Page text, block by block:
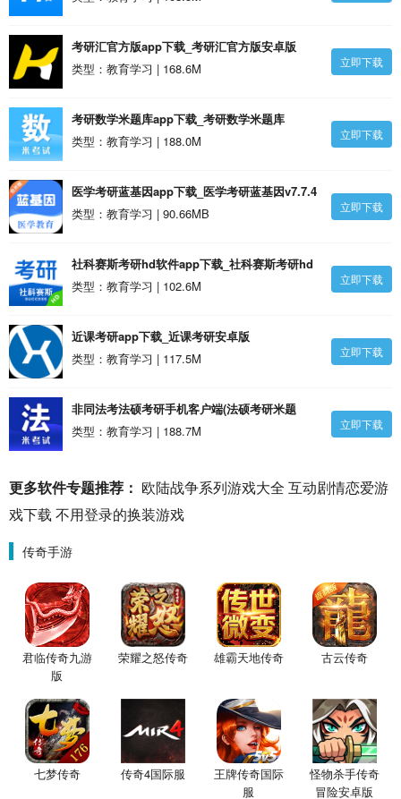
考研汇官方版app下载_考研汇官方版安卓版
类型：教育学习 | 168.6M
立即下载
考研数学米题库app下载_考研数学米题库
v8.402.1008 安卓版
类型：教育学习 | 188.0M 立即下载
医学考研蓝基因app下载_医学考研蓝基因v7.7.4
安卓版
类型：教育学习 | 90.66MB 立即下载
社科赛斯考研hd软件app下载_社科赛斯考研hd
软件安卓版
类型：教育学习 | 102.6M 立即下载
近课考研app下载_近课考研安卓版
类型：教育学习 | 117.5M
立即下载
非同法考法硕考研手机客户端(法硕考研米题
库)app下载_非同法考法硕考研手机客户端(法硕
类型：教育学习 | 188.7M 立即下载
更多软件专题推荐： 欧陆战争系列游戏大全 互动剧情恋爱游
戏下载 不用登录的换装游戏
传奇手游
君临传奇九游
版
荣耀之怒传奇 雄霸天地传奇 古云传奇
七梦传奇 传奇4国际服
王牌传奇国际
服
怪物杀手传奇
冒险安卓版